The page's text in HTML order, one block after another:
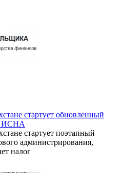
стартует обновленный
ИСНА
стартует поэтапный
администрирования,
налог